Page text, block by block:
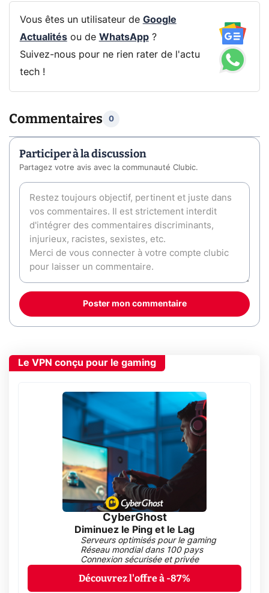
Vous êtes un utilisateur de Google
Actualitésou de WhatsApp?
Suivez-nous pour ne rien rater de l'actu
tech !
Commentaires 0
Participer à la discussion
Partagez votre avis avec la communauté Clubic.
Poster mon commentaire
Le VPN conçu pour le gaming
CyberGhost
Diminuez le Ping et le Lag
Serveurs optimisés pour le gaming
Réseau mondial dans 100 pays
Connexion sécurisée et privée
Découvrez l'offre à -87%